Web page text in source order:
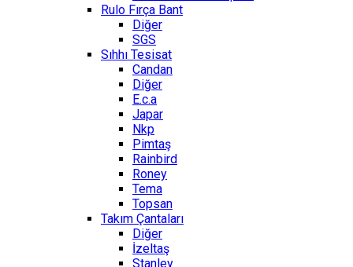
Rulo Fırça Bant
Diğer
SGS
Sıhhı Tesisat
Candan
Diğer
E.c.a
Japar
Nkp
Pimtaş
Rainbird
Roney
Tema
Topsan
Takım Çantaları
Diğer
İzeltaş
Stanley